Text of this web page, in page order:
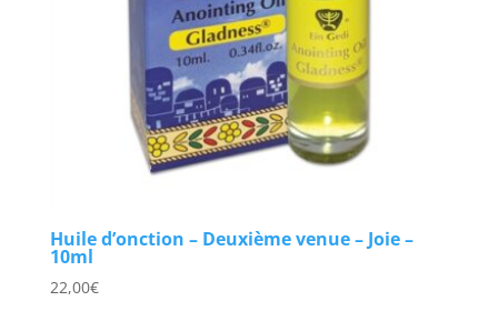
Huile d’onction – Deuxième venue – Joie –
10ml
22,00€